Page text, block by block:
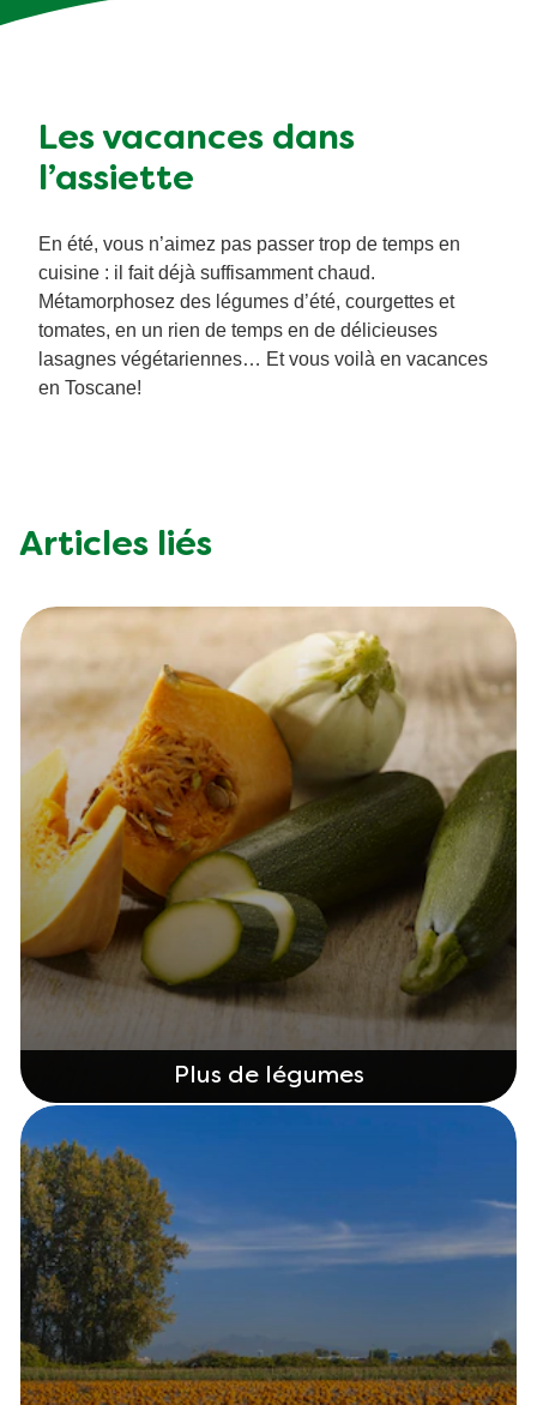
Les vacances dans
l’assiette
En été, vous n’aimez pas passer trop de temps en
cuisine : il fait déjà suffisamment chaud.
Métamorphosez des légumes d’été, courgettes et
tomates, en un rien de temps en de délicieuses
lasagnes végétariennes… Et vous voilà en vacances
en Toscane!
Articles liés
Plus de légumes